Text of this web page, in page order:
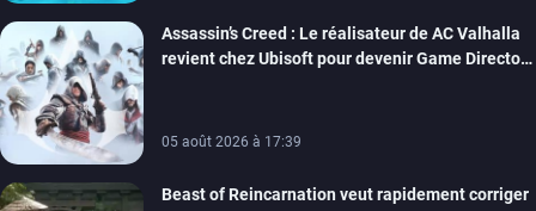
Assassin’s Creed : Le réalisateur de AC Valhalla
revient chez Ubisoft pour devenir Game Director
05 août 2026 à 17:39
Beast of Reincarnation veut rapidement corriger